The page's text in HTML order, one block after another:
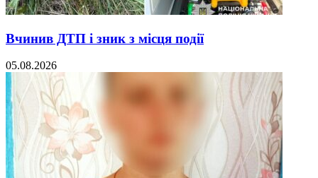
Вчинив ДТП і зник з місця події
05.08.2026